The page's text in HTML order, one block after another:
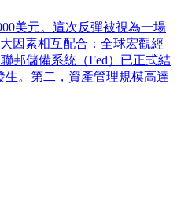
美元。這次反彈被視為一場
因素相互配合：全球宏觀經
邦儲備系統（Fed）已正式結
。第二，資產管理規模高達